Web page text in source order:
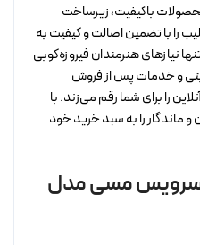
باکیفیت، زیرساخت
با تضمین اصالت و کیفیت به
نیازهای هنرمندان فیروزه‌کوبی
و خدمات پس از فروش
را برای شما رقم می‌زند. با
ماندگار را به سبد خرید خود
سرویس مسی مدل